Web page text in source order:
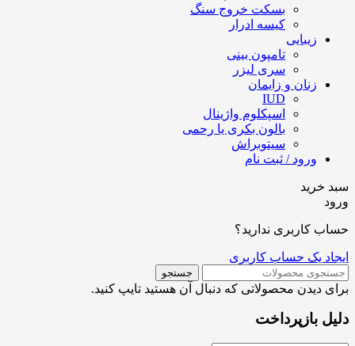
بسکت خروج سنگ
کیسه ادرار
زیبایی
تامپون بینی
سری لیزر
زنان و زایمان
IUD
اسپکلوم واژینال
بالون بکری یا رحمی
سیتوبراش
ورود / ثبت نام
سبد خرید
ورود
حساب کاربری ندارید؟
ایجاد یک حساب کاربری
جستجو
برای دیدن محصولاتی که دنبال آن هستید تایپ کنید.
دلیل بازپرداخت